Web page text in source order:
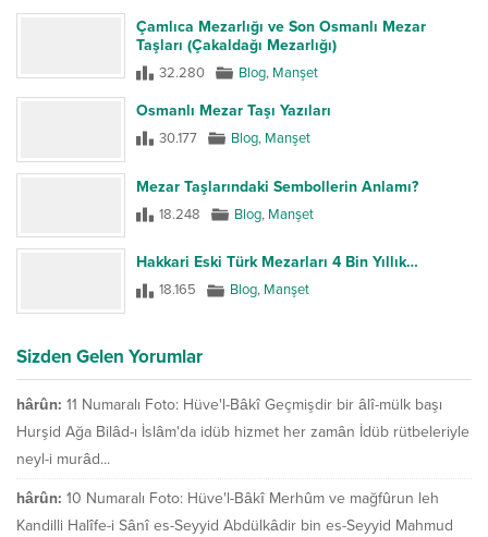
Çamlıca Mezarlığı ve Son Osmanlı Mezar
Taşları (Çakaldağı Mezarlığı)
32.280 Blog, Manşet
Osmanlı Mezar Taşı Yazıları
30.177 Blog, Manşet
Mezar Taşlarındaki Sembollerin Anlamı?
18.248 Blog, Manşet
Hakkari Eski Türk Mezarları 4 Bin Yıllık…
18.165 Blog, Manşet
Sizden Gelen Yorumlar
hârûn: 11 Numaralı Foto: Hüve'l-Bâkî Geçmişdir bir âlî-mülk başı
Hurşid Ağa Bilâd-ı İslâm'da idüb hizmet her zamân İdüb rütbeleriyle
neyl-i murâd...
hârûn: 10 Numaralı Foto: Hüve'l-Bâkî Merhûm ve mağfûrun leh
Kandilli Halîfe-i Sânî es-Seyyid Abdülkâdir bin es-Seyyid Mahmud